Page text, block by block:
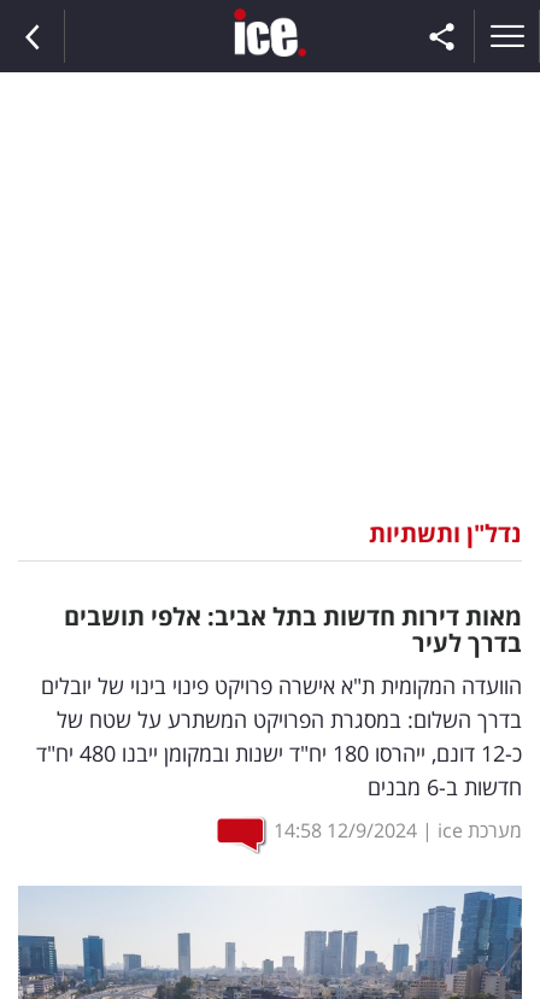
וצרכנות
דיגיטל
וטק
שיווק
ופרסום
משפט
מדדים
ומחקרים
דעות
נדל"ן ותשתיות
מאות דירות חדשות בתל אביב: אלפי תושבים
בדרך לעיר
הוועדה המקומית ת"א אישרה פרויקט פינוי בינוי של יובלים
בדרך השלום: במסגרת הפרויקט המשתרע על שטח של
כ-12 דונם, ייהרסו 180 יח"ד ישנות ובמקומן ייבנו 480 יח"ד
חדשות ב-6 מבנים
מערכת ice |
12/9/2024
14:58